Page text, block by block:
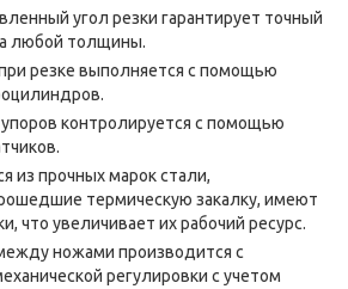
угол резки гарантирует точный
любой толщины.
резке выполняется с помощью
контролируется с помощью
из прочных марок стали,
термическую закалку, имеют
что увеличивает их рабочий ресурс.
ножами производится с
регулировки с учетом